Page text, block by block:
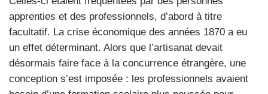
apprenties et des professionnels, d’abord à titre
facultatif. La crise économique des années 1870 a eu
un effet déterminant. Alors que l’artisanat devait
désormais faire face à la concurrence étrangère, une
conception s’est imposée : les professionnels avaient